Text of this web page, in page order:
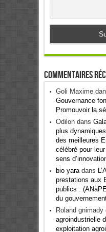
Commentaires
Goli Maxime
Gouvernance
Promouvoir la
Odilondans
plus
des meilleures
célébré pour
sens
bio yaradans
prestations aux
publics :
du
Roland gnimady
agroindustrielle
exploitation